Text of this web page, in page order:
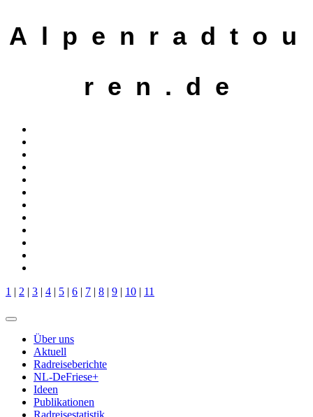
A l p e n r a d t o u
r e n . d e
1 | 2 | 3 | 4 | 5 | 6 | 7 | 8 | 9 | 10 | 11
Über uns
Aktuell
Radreiseberichte
NL-DeFriese+
Ideen
Publikationen
Radreisestatistik